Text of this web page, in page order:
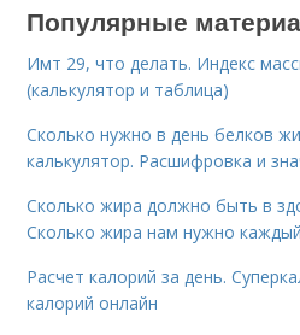
Популярные
Имт 29, что делать. Индекс
(калькулятор и таблица)
Сколько нужно в день белков
калькулятор. Расшифровка и
Сколько жира должно быть в
Сколько жира нам нужно
Расчет калорий за день.
калорий онлайн